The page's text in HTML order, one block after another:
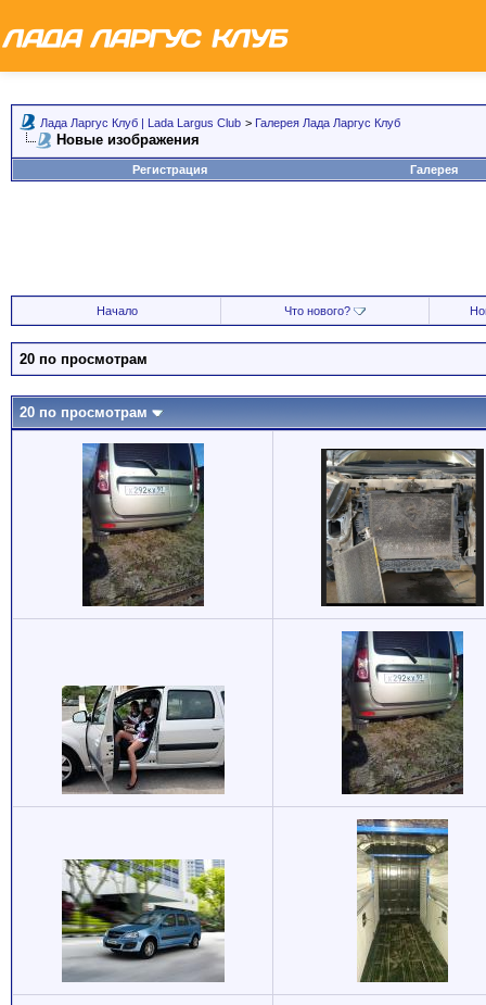
Лада Ларгус Клуб | Lada Largus Club > Галерея Лада Ларгус Клуб
Новые изображения
Регистрация Галерея
Начало Что нового?
20 по просмотрам
20 по просмотрам